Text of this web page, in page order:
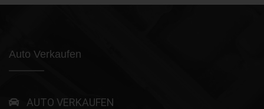
Auto Verkaufen
AUTO VERKAUFEN